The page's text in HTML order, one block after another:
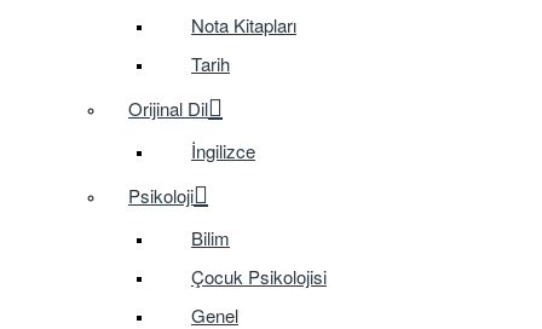
Nota Kitapları
Tarih
Orijinal Dil
İngilizce
Psikoloji
Bilim
Çocuk Psikolojisi
Genel